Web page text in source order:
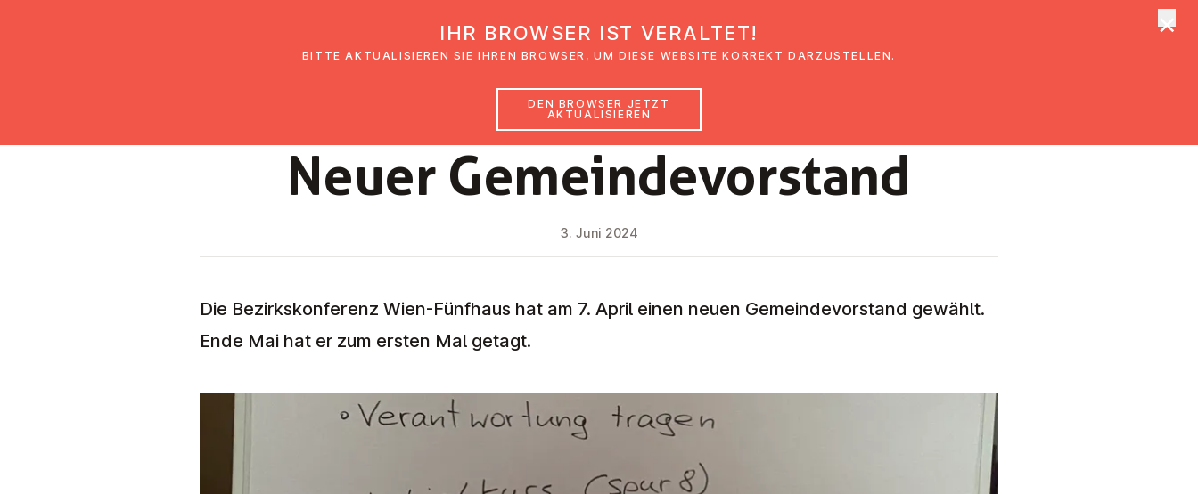
Glaubensimpulse News Veranstaltungen
Neuer Ge­mein­de­vor­stand
NEWS
3. Juni 2024
Die Bezirkskonferenz Wien-Fünfhaus hat am 7. April einen neuen Gemeindevorstand gewählt.
Ende Mai hat er zum ersten Mal getagt.
IHR BROWSER IST VERALTET!
BITTE AKTUALISIEREN SIE IHREN BROWSER, UM DIESE WEBSITE KORREKT DARZUSTELLEN.
DEN BROWSER JETZT
AKTUALISIEREN
×